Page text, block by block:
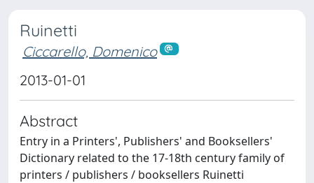
Ruinetti
Ciccarello, Domenico
2013-01-01
Abstract
Entry in a Printers', Publishers' and Booksellers'
Dictionary related to the 17-18th century family of
printers / publishers / booksellers Ruinetti